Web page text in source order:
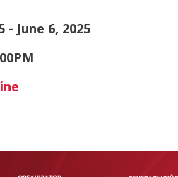
- June 6, 2025